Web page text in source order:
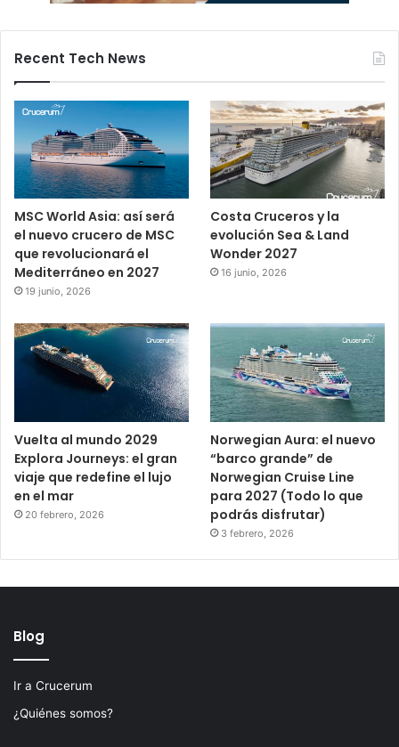
Recent Tech News
MSC World Asia: así será
el nuevo crucero de MSC
que revolucionará el
Mediterráneo en 2027
19 junio, 2026
Costa Cruceros y la
evolución Sea & Land
Wonder 2027
16 junio, 2026
Vuelta al mundo 2029
Explora Journeys: el gran
viaje que redefine el lujo
en el mar
20 febrero, 2026
Norwegian Aura: el nuevo
“barco grande” de
Norwegian Cruise Line
para 2027 (Todo lo que
podrás disfrutar)
3 febrero, 2026
Blog
Ir a Crucerum
¿Quiénes somos?